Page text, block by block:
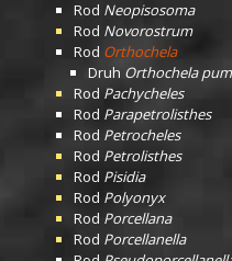
Rod Neopisosoma
Rod Novorostrum
Rod Orthochela
Druh Orthochela
Rod Pachycheles
Rod Parapetrolisthes
Rod Petrocheles
Rod Petrolisthes
Rod Pisidia
Rod Polyonyx
Rod Porcellana
Rod Porcellanella